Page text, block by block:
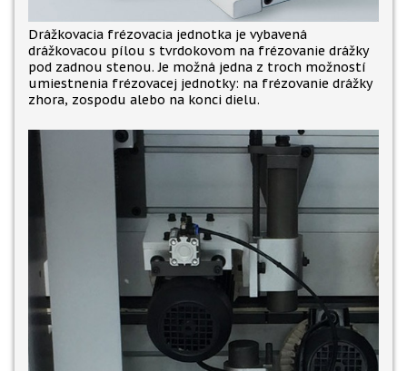
Drážkovacia frézovacia jednotka je vybavená
drážkovacou pílou s tvrdokovom na frézovanie drážky
pod zadnou stenou. Je možná jedna z troch možností
umiestnenia frézovacej jednotky: na frézovanie drážky
zhora, zospodu alebo na konci dielu.